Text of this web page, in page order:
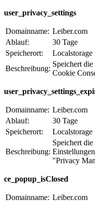
user_privacy_settings
Domainname: Leiber.com
Ablauf:
30 Tage
Speicherort:
Localstorage
Beschreibung:
Speichert
Cookie
Domainname: Leiber.com
Ablauf:
30 Tage
Speicherort:
Localstorage
Beschreibung:
Speichert
"Privacy
ce_popup_isClosed
Domainname: Leiber.com